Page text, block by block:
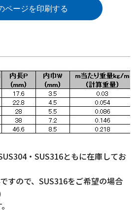
ページを印刷する
・SUS316ともに在庫してお
すので、SUS316をご希望の場合